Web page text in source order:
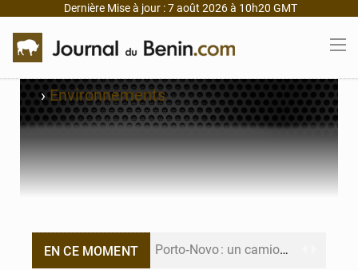
Dernière Mise à jour : 7 août 2026 à 10h20 GMT
›Environnements
EN CE MOMENT Porto‑Novo : un camion de produits pétroliers embrase Avakpa